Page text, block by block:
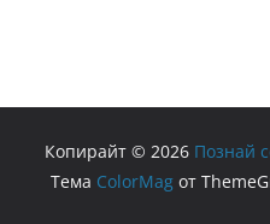
Копирайт © 2026 Познай
Тема ColorMagот